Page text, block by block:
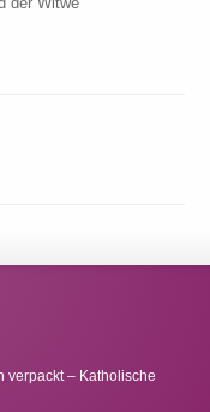
verpackt – Katholische